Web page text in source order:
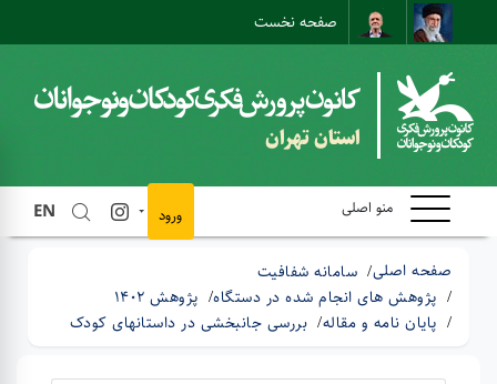
صفحه نخست
نقشه سایت
ارتباط مستقیم
استان تهران
منو اصلی EN ورود
صفحه اصلی
سامانه شفافیت
پژوهش های انجام شده در دستگاه
پژوهش 1402
پایان نامه و مقاله
بررسی جانبخشی در داستانهای کودک